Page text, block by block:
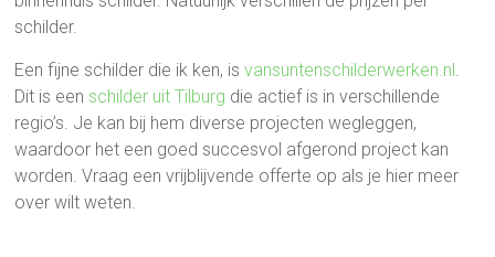
schilder.
Een fijne schilder die ik ken, isvansuntenschilderwerken.nl.
Dit is een schilder uit Tilburg die actief is in verschillende
regio’s. Je kan bij hem diverse projecten wegleggen,
waardoor het een goed succesvol afgerond project kan
worden. Vraag een vrijblijvende offerte op als je hier meer
over wilt weten.